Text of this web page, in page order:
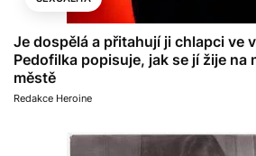
Je dospělá a přitahují ji chlapci ve
Pedofilka popisuje, jak se jí žije na
městě
Redakce Heroine